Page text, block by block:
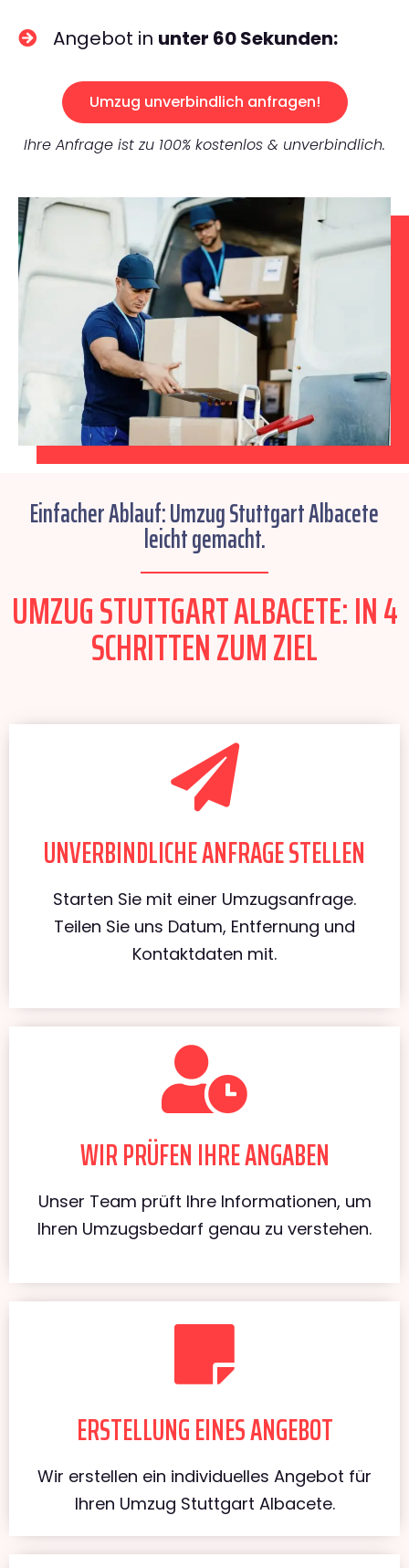
Angebot in unter 60 Sekunden:
Umzug unverbindlich anfragen!
Ihre Anfrage ist zu 100% kostenlos & unverbindlich.
Einfacher Ablauf: Umzug Stuttgart Albacete
leicht gemacht.
UMZUG STUTTGART ALBACETE: IN 4
SCHRITTEN ZUM ZIEL
UNVERBINDLICHE ANFRAGE STELLEN
Starten Sie mit einer Umzugsanfrage.
Teilen Sie uns Datum, Entfernung und
Kontaktdaten mit.
WIR PRÜFEN IHRE ANGABEN
Unser Team prüft Ihre Informationen, um
Ihren Umzugsbedarf genau zu verstehen.
ERSTELLUNG EINES ANGEBOT
Wir erstellen ein individuelles Angebot für
Ihren Umzug Stuttgart Albacete.